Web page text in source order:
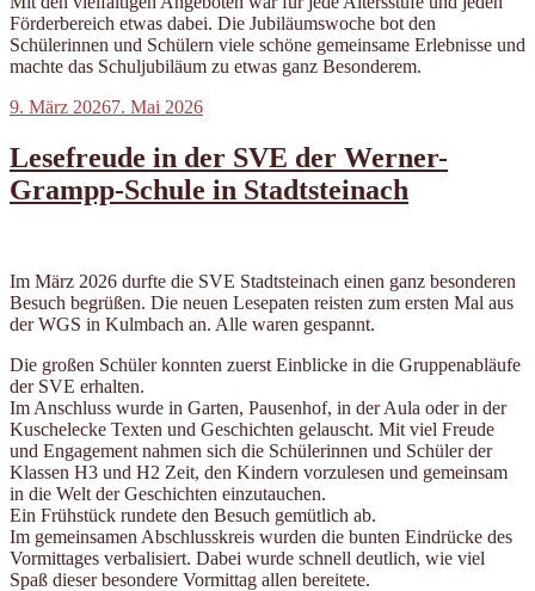
Förderbereich etwas dabei. Die Jubiläumswoche bot den
Schülerinnen und Schülern viele schöne gemeinsame Erlebnisse und
machte das Schuljubiläum zu etwas ganz Besonderem.
Veröffentlicht
9. März 20267. Mai 2026
Lesefreude in der SVE der Werner-
Grampp-Schule in Stadtsteinach
Im März 2026 durfte die SVE Stadtsteinach einen ganz besonderen
Besuch begrüßen. Die neuen Lesepaten reisten zum ersten Mal aus
der WGS in Kulmbach an. Alle waren gespannt.
Die großen Schüler konnten zuerst Einblicke in die Gruppenabläufe
der SVE erhalten.
Im Anschluss wurde in Garten, Pausenhof, in der Aula oder in der
Kuschelecke Texten und Geschichten gelauscht. Mit viel Freude
und Engagement nahmen sich die Schülerinnen und Schüler der
Klassen H3 und H2 Zeit, den Kindern vorzulesen und gemeinsam
in die Welt der Geschichten einzutauchen.
Ein Frühstück rundete den Besuch gemütlich ab.
Im gemeinsamen Abschlusskreis wurden die bunten Eindrücke des
Vormittages verbalisiert. Dabei wurde schnell deutlich, wie viel
Spaß dieser besondere Vormittag allen bereitete.